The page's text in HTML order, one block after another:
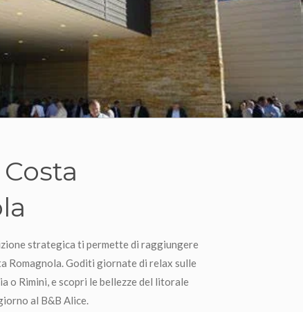
strategica ti permette di raggiungere
Romagnola. Goditi giornate di relax sulle
o Rimini, e scopri le bellezze del litorale
al B&B Alice.